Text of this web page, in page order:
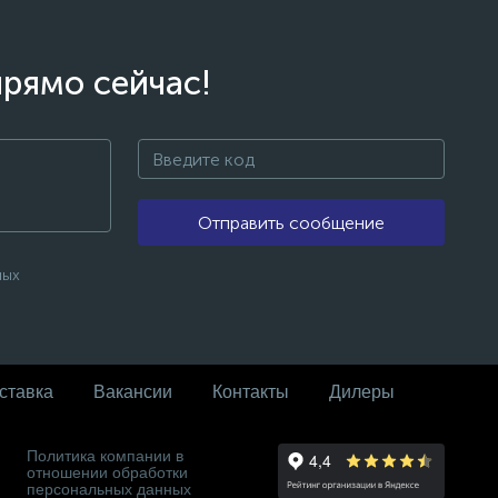
сейчас!
Отправить сообщение
Вакансии Контакты Дилеры
Политика компании в
отношении обработки
персональных данных